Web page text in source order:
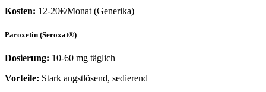
Kosten: 12-20€/Monat (Generika)
Paroxetin (Seroxat®)
Dosierung: 10-60 mg täglich
Vorteile: Stark angstlösend, sedierend